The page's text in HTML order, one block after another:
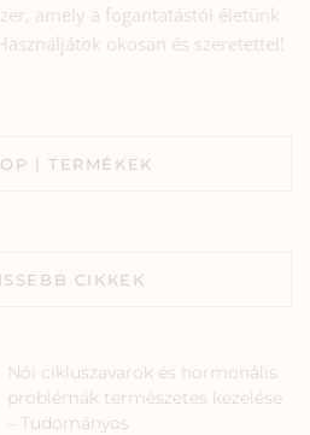
amely a fogantatástól életünk
okosan és szeretettel!
| TERMÉKEK
CIKKEK
Női cikluszavarok és hormonális
problémák természetes kezelése
– Tudományos